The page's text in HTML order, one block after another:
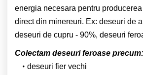
energia necesara pentru
direct din minereuri. Ex: deseuri de
deseuri de cupru - 90%, deseuri
Colectam deseuri feroase precum:
deseuri fier vechi